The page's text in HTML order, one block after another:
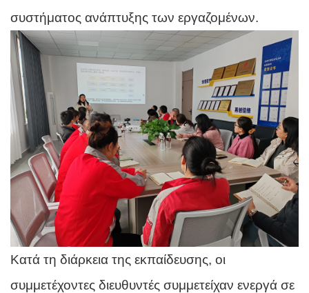
συστήματος ανάπτυξης των εργαζομένων.
Κατά τη διάρκεια της εκπαίδευσης, οι
συμμετέχοντες διευθυντές συμμετείχαν ενεργά σε